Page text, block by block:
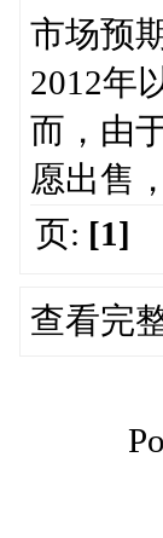
市场预
2012年
而，由
愿出售
页: [1]
查看完